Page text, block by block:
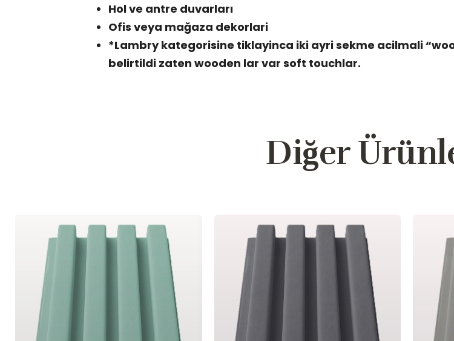
Hol ve antre duvarları
Ofis veya mağaza dekorlari
*Lambry kategorisine tiklayinca iki ayri sekme acilmali
belirtildi zaten wooden lar var soft touchlar.
Diğer